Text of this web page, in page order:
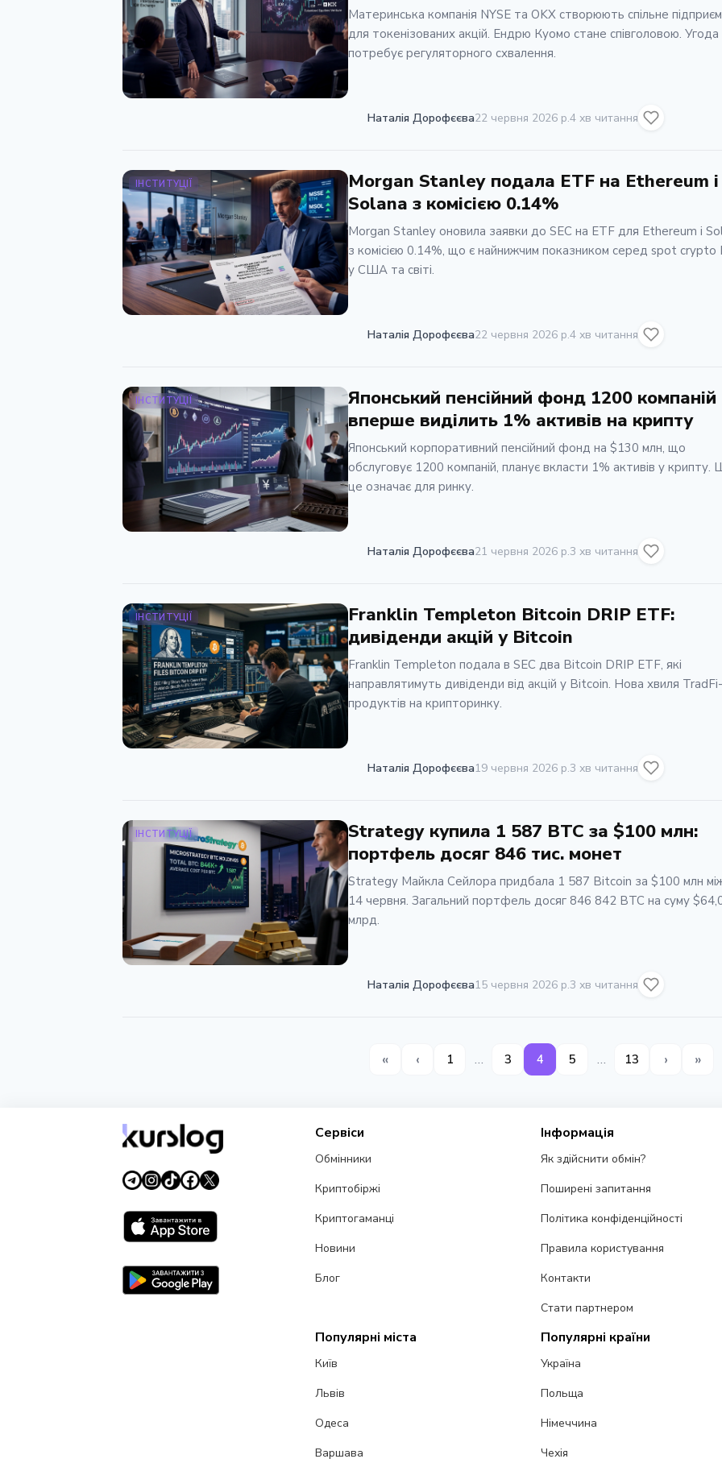
Материнська компанія NYSE та OKX створюють спільне
для токенізованих акцій. Ендрю Куомо стане співголовою. Угода
потребує регуляторного схвалення.
Наталія Дорофєєва22 червня 2026 р.4 хв читання
ІНСТИТУЦІЇ
Morgan Stanley подала ETF на Ethereum і
Solana з комісією 0.14%
Morgan Stanley оновила заявки до SEC на ETF для Ethereum і
з комісією 0.14%, що є найнижчим показником серед spot crypto
у США та світі.
Наталія Дорофєєва22 червня 2026 р.4 хв читання
ІНСТИТУЦІЇ
Японський пенсійний фонд 1200 компаній
вперше виділить 1% активів на крипту
Японський корпоративний пенсійний фонд на $130 млн, що
обслуговує 1200 компаній, планує вкласти 1% активів у крипту.
це означає для ринку.
Наталія Дорофєєва21 червня 2026 р.3 хв читання
ІНСТИТУЦІЇ
Franklin Templeton Bitcoin DRIP ETF:
дивiденди акцiй у Bitcoin
Franklin Templeton подала в SEC два Bitcoin DRIP ETF, якi
направлятимуть дивiденди вiд акцiй у Bitcoin. Нова хвиля TradFi-
продуктiв на крипторинку.
Наталія Дорофєєва19 червня 2026 р.3 хв читання
ІНСТИТУЦІЇ
Strategy купила 1 587 BTC за $100 млн:
портфель досяг 846 тис. монет
Strategy Майкла Сейлора придбала 1 587 Bitcoin за $100 млн
14 червня. Загальний портфель досяг 846 842 BTC на суму
млрд.
Наталія Дорофєєва15 червня 2026 р.3 хв читання
« ‹ 1 … 3 4 5 … 13 › »
Сервіси
Обмінники
Криптобіржі
Криптогаманці
Новини
Блог
Інформація
Як здійснити обмін?
Поширені запитання
Політика конфіденційності
Правила користування
Контакти
Стати партнером
Популярні міста
Київ
Львів
Одеса
Варшава
Популярні країни
Україна
Польща
Німеччина
Чехія